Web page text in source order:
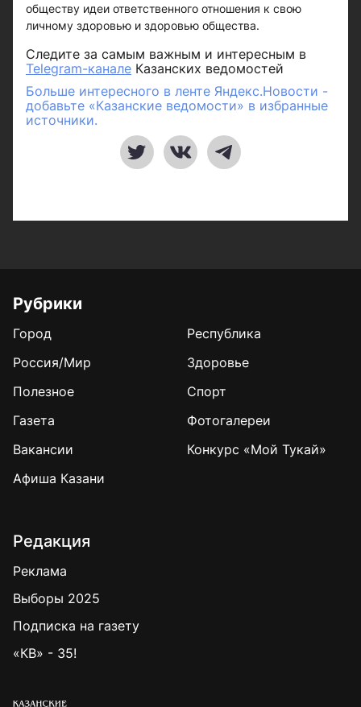
обществу идеи ответственного отношения к свою
личному здоровью и здоровью общества.
Следите за самым важным и интересным в
Telegram-канале Казанских ведомостей
Больше интересного в ленте Яндекс.Новости -
добавьте «Казанские ведомости» в избранные
источники.
Рубрики
Город
Республика
Россия/Мир
Здоровье
Полезное
Спорт
Газета
Фотогалереи
Вакансии
Конкурс «Мой Тукай»
Афиша Казани
Редакция
Реклама
Выборы 2025
Подписка на газету
«КВ» - 35!